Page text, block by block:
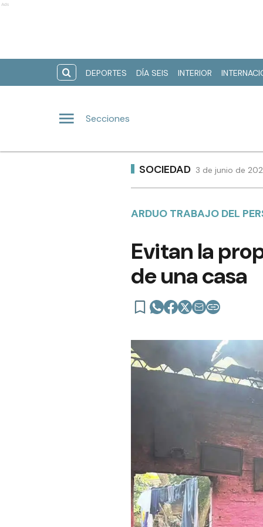
Ads
DEPORTES DÍA SEIS INTERIOR
Secciones
SOCIEDAD 3 de junio de
ARDUO TRABAJO DEL
Evitan la
de una casa